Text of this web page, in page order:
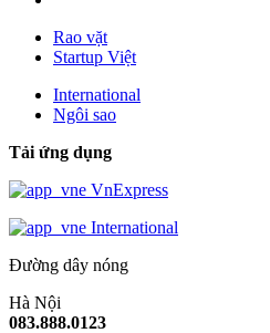
Rao vặt
Startup Việt
International
Ngôi sao
Tải ứng dụng
VnExpress
International
Đường dây nóng
Hà Nội
083.888.0123